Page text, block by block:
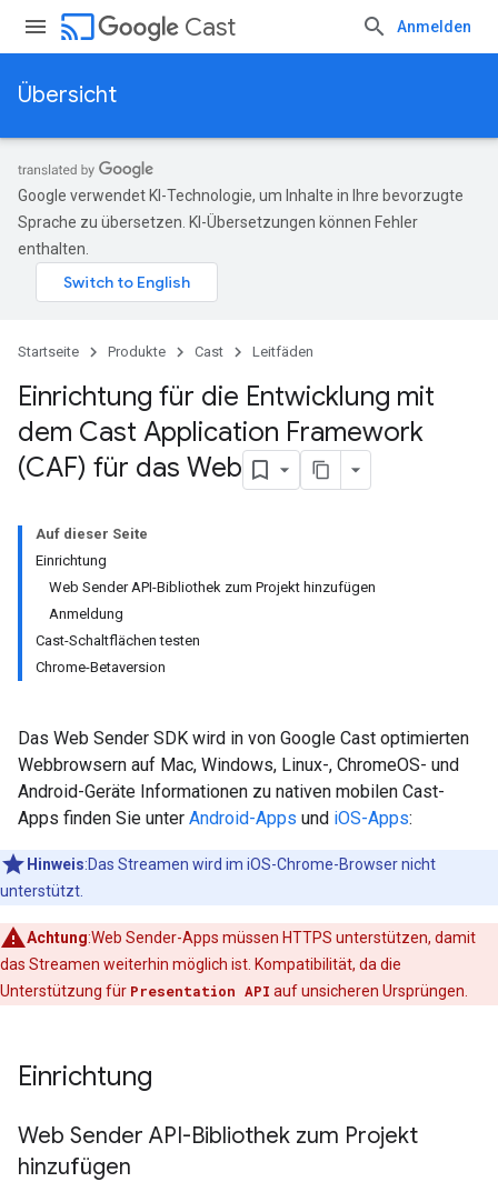
cast Cast Anmelden
Übersicht
Google verwendet KI-Technologie, um Inhalte in Ihre bevorzugte
Sprache zu übersetzen. KI-Übersetzungen können Fehler
enthalten.
Startseite Produkte Cast Leitfäden
Einrichtung für die Entwicklung mit
dem Cast Application Framework
(CAF) für das Web
Auf dieser Seite
Einrichtung
Web Sender API-Bibliothek zum Projekt hinzufügen
Anmeldung
Cast-Schaltflächen testen
Chrome-Betaversion
Das Web Sender SDK wird in von Google Cast optimierten
Webbrowsern auf Mac, Windows, Linux-, ChromeOS- und
Android-Geräte Informationen zu nativen mobilen Cast-
Apps finden Sie unter Android-Apps und iOS-Apps:
Hinweis:Das Streamen wird im iOS-Chrome-Browser nicht
unterstützt.
Achtung:Web Sender-Apps müssen HTTPS unterstützen, damit
das Streamen weiterhin möglich ist. Kompatibilität, da die
Unterstützung für Presentation API auf unsicheren Ursprüngen.
Einrichtung
Web Sender API-Bibliothek zum Projekt
hinzufügen